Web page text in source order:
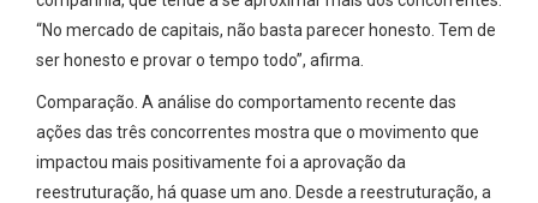
“No mercado de capitais, não basta parecer honesto. Tem de
ser honesto e provar o tempo todo”, afirma.
Comparação. A análise do comportamento recente das
ações das três concorrentes mostra que o movimento que
impactou mais positivamente foi a aprovação da
reestruturação, há quase um ano. Desde a reestruturação, a